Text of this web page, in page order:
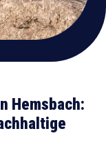
Hemsbach: